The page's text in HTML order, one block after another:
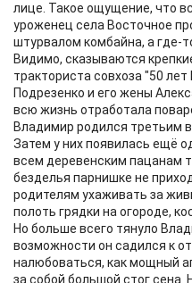
лице. Такое ощущение, что
уроженец села Восточное
штурвалом комбайна, а где-
Видимо, сказываются
тракториста совхоза "50
Подрезенко и его жены
всю жизнь отработала
Владимир родился третьим
Затем у них появилась ещё
всем деревенским пацанам
безделья парнишке не
родителям ухаживать за
полоть грядки на огороде,
Но больше всего тянуло
возможности он садился к
налюбоваться, как мощный
за собой большой стог сена.